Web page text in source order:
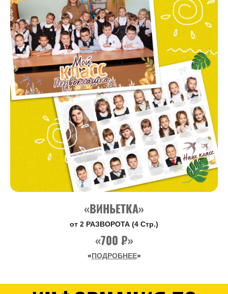
«ВИНЬЕТКА»
от 2 РАЗВОРОТА (4 Стр.)
«700 ₽»
«ПОДРОБНЕЕ»